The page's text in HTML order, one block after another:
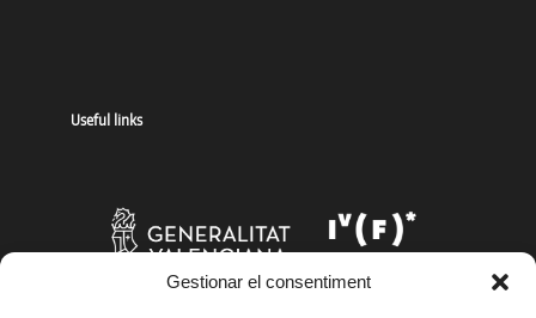
Gestionar el consentiment
Useful links